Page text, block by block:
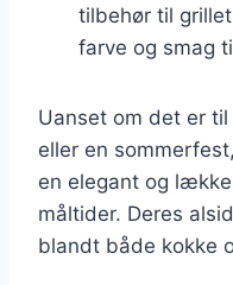
tilbehør til
farve og smag
Uanset om det er
eller en
en elegant og
måltider. Deres
blandt både kokke